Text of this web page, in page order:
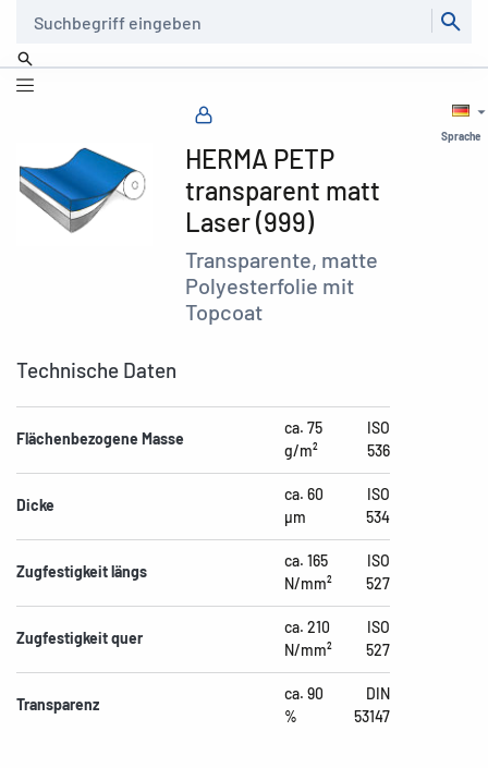
Sprache
HERMA PETP
transparent matt
Laser (999)
Transparente, matte
Polyesterfolie mit
Topcoat
Technische Daten
Flächenbezogene Masse
ca. 75
g/m²
ISO
536
Dicke
ca. 60
µm
ISO
534
Zugfestigkeit längs
ca. 165
N/mm²
ISO
527
Zugfestigkeit quer
ca. 210
N/mm²
ISO
527
Transparenz
ca. 90
%
DIN
53147